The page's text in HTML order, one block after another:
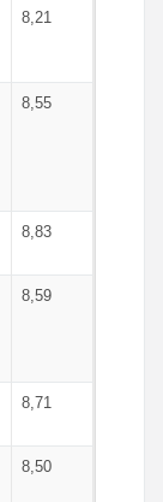
8,21
8,55
8,83
8,59
8,71
8,50